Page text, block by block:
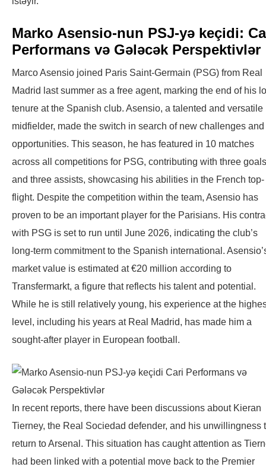
Marko Asensio-nun PSJ-yə keçidi:
Performans və Gələcək Perspektivlər
Marco Asensio joined Paris Saint-Germain (PSG) from Real
Madrid last summer as a free agent, marking the end of his
tenure at the Spanish club. Asensio, a talented and versatile
midfielder, made the switch in search of new challenges and
opportunities. This season, he has featured in 10 matches
across all competitions for PSG, contributing with three goals
and three assists, showcasing his abilities in the French top-
flight. Despite the competition within the team, Asensio has
proven to be an important player for the Parisians. His
with PSG is set to run until June 2026, indicating the club’s
long-term commitment to the Spanish international.
market value is estimated at €20 million according to
Transfermarkt, a figure that reflects his talent and potential.
While he is still relatively young, his experience at the
level, including his years at Real Madrid, has made him a
sought-after player in European football.
In recent reports, there have been discussions about Kieran
Tierney, the Real Sociedad defender, and his unwillingness
return to Arsenal. This situation has caught attention as
had been linked with a potential move back to the Premier